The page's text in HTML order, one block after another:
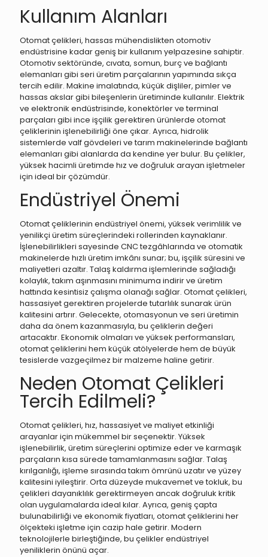
Kullanım Alanları
Otomat çelikleri, hassas mühendislikten otomotiv
endüstrisine kadar geniş bir kullanım yelpazesine sahiptir.
Otomotiv sektöründe, cıvata, somun, burç ve bağlantı
elemanları gibi seri üretim parçalarının yapımında sıkça
tercih edilir. Makine imalatında, küçük dişliler, pimler ve
hassas akslar gibi bileşenlerin üretiminde kullanılır. Elektrik
ve elektronik endüstrisinde, konektörler ve terminal
parçaları gibi ince işçilik gerektiren ürünlerde otomat
çeliklerinin işlenebilirliği öne çıkar. Ayrıca, hidrolik
sistemlerde valf gövdeleri ve tarım makinelerinde bağlantı
elemanları gibi alanlarda da kendine yer bulur. Bu çelikler,
yüksek hacimli üretimde hız ve doğruluk arayan işletmeler
için ideal bir çözümdür.
Endüstriyel Önemi
Otomat çeliklerinin endüstriyel önemi, yüksek verimlilik ve
yenilikçi üretim süreçlerindeki rollerinden kaynaklanır.
İşlenebilirlikleri sayesinde CNC tezgâhlarında ve otomatik
makinelerde hızlı üretim imkânı sunar; bu, işçilik süresini ve
maliyetleri azaltır. Talaş kaldırma işlemlerinde sağladığı
kolaylık, takım aşınmasını minimuma indirir ve üretim
hattında kesintisiz çalışma olanağı sağlar. Otomat çelikleri,
hassasiyet gerektiren projelerde tutarlılık sunarak ürün
kalitesini artırır. Gelecekte, otomasyonun ve seri üretimin
daha da önem kazanmasıyla, bu çeliklerin değeri
artacaktır. Ekonomik olmaları ve yüksek performansları,
otomat çeliklerini hem küçük atölyelerde hem de büyük
tesislerde vazgeçilmez bir malzeme haline getirir.
Neden Otomat Çelikleri
Tercih Edilmeli?
Otomat çelikleri, hız, hassasiyet ve maliyet etkinliği
arayanlar için mükemmel bir seçenektir. Yüksek
işlenebilirlik, üretim süreçlerini optimize eder ve karmaşık
parçaların kısa sürede tamamlanmasını sağlar. Talaş
kırılganlığı, işleme sırasında takım ömrünü uzatır ve yüzey
kalitesini iyileştirir. Orta düzeyde mukavemet ve tokluk, bu
çelikleri dayanıklılık gerektirmeyen ancak doğruluk kritik
olan uygulamalarda ideal kılar. Ayrıca, geniş çapta
bulunabilirliği ve ekonomik fiyatları, otomat çeliklerini her
ölçekteki işletme için cazip hale getirir. Modern
teknolojilerle birleştiğinde, bu çelikler endüstriyel
yeniliklerin önünü açar.